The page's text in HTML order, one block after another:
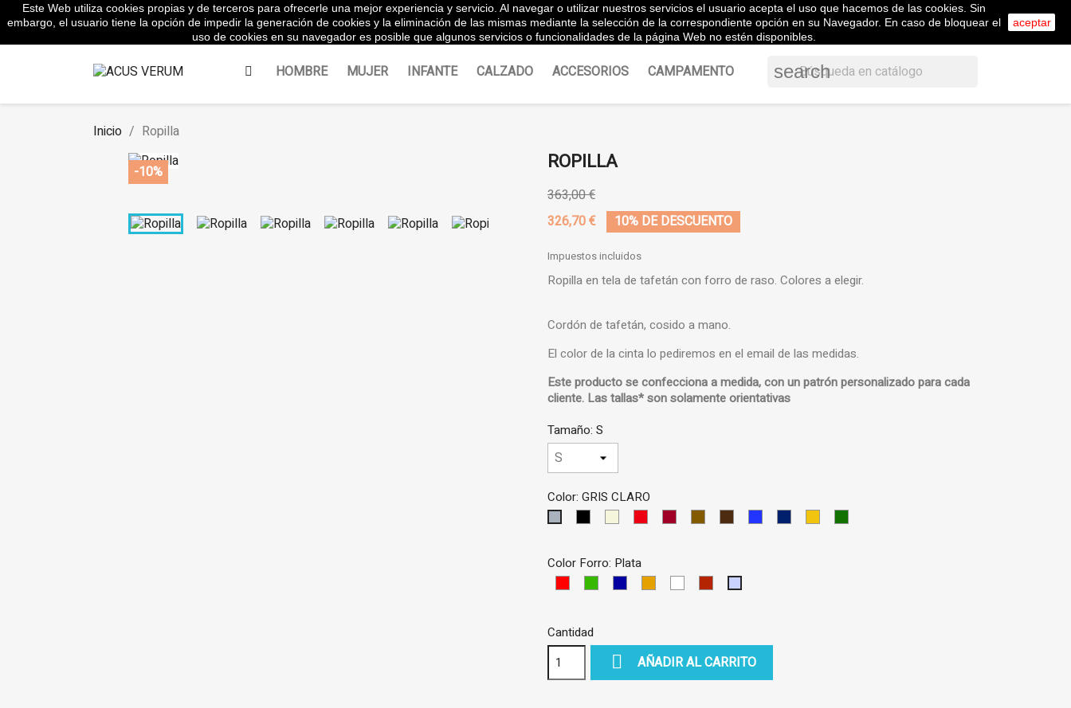
WhatsApp:645854217 Español Iniciar sesión shopping_cart
Carrito(0)
HOMBRE MUJER INFANTE CALZADO ACCESORIOS CAMPAMENTO search
Inicio Ropilla
-10% ROPILLA
363,00 €
326,70 €
10% DE DESCUENTO
Impuestos incluidos
Ropilla en tela de tafetán con forro de raso. Colores a elegir.
Cordón de tafetán, cosido a mano.
El color de la cinta lo pediremos en el email de las medidas.
Este producto se confecciona a medida, con unpatrón personalizadopara cada
cliente. Las tallas* son solamente orientativas
Tamaño: S
Color: GRIS CLARO
Color Forro: Plata
Negro
Cantidad
 AÑADIR AL CARRITO
Este Web utiliza cookies propias y de terceros para ofrecerle una mejor experiencia y servicio. Al navegar o utilizar nuestros servicios el usuario acepta el uso que hacemos de las cookies. Sin
embargo, el usuario tiene la opción de impedir la generación de cookies y la eliminación de las mismas mediante la selección de la correspondiente opción en su Navegador. En caso de bloquear el
uso de cookies en su navegador es posible que algunos servicios o funcionalidades de la página Web no estén disponibles.
aceptar